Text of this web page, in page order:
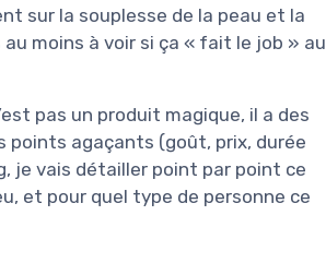
sur la souplesse de la peau et la
moins à voir si ça « fait le job » au
pas un produit magique, il a des
agaçants (goût, prix, durée
je vais détailler point par point ce
et pour quel type de personne ce